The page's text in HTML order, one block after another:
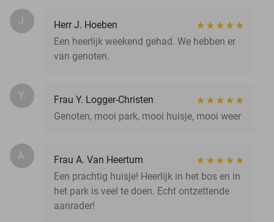
J.
Herr J. Hoeben
Een heerlijk weekend gehad. We hebben er
van genoten.
Y.
Frau Y. Logger-Christen
Genoten, mooi park, mooi huisje, mooi weer
A.
Frau A. Van Heertum
Een prachtig huisje! Heerlijk in het bos en in
het park is veel te doen. Echt ontzettende
aanrader!